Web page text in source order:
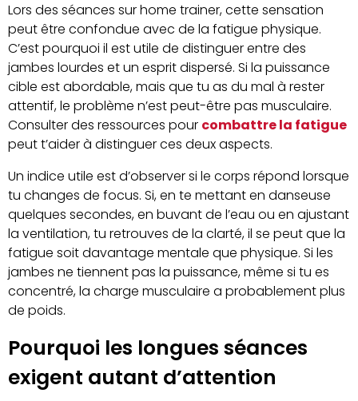
Lors des séances sur home trainer, cette sensation
peut être confondue avec de la fatigue physique.
C’est pourquoi il est utile de distinguer entre des
jambes lourdes et un esprit dispersé. Si la puissance
cible est abordable, mais que tu as du mal à rester
attentif, le problème n’est peut-être pas musculaire.
Consulter des ressources pour combattre la fatigue
peut t’aider à distinguer ces deux aspects.
Un indice utile est d’observer si le corps répond lorsque
tu changes de focus. Si, en te mettant en danseuse
quelques secondes, en buvant de l’eau ou en ajustant
la ventilation, tu retrouves de la clarté, il se peut que la
fatigue soit davantage mentale que physique. Si les
jambes ne tiennent pas la puissance, même si tu es
concentré, la charge musculaire a probablement plus
de poids.
Pourquoi les longues séances
exigent autant d’attention